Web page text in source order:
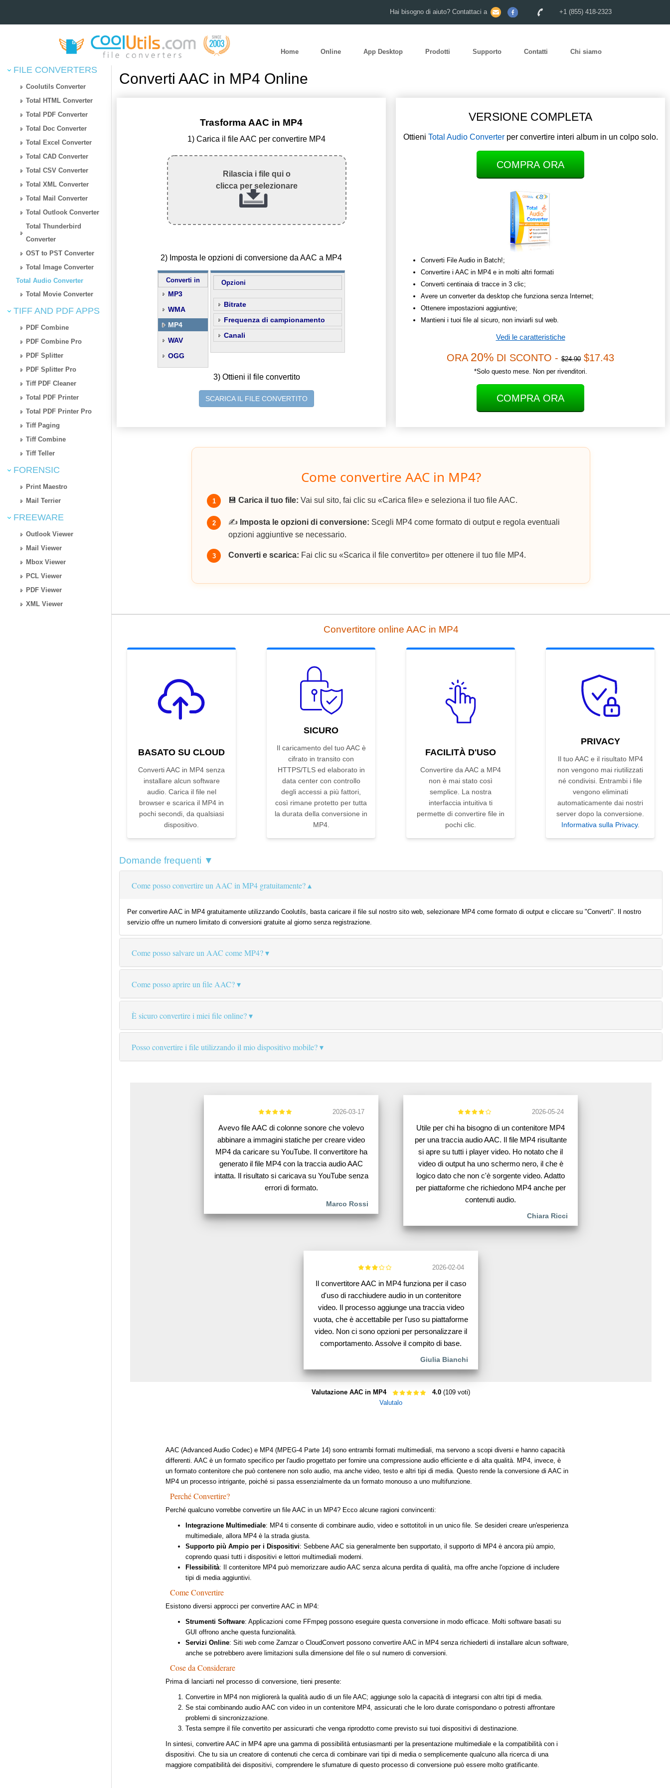
Hai bisogno di aiuto? Contattaci a +1 (855) 418-2323
Home Online App Desktop Prodotti Supporto Contatti Chi siamo
FILE CONVERTERS
Coolutils Converter
Total HTML Converter
Total PDF Converter
Total Doc Converter
Total Excel Converter
Total CAD Converter
Total CSV Converter
Total XML Converter
Total Mail Converter
Total Outlook Converter
Total Thunderbird
Converter
OST to PST Converter
Total Image Converter
Total Audio Converter
Total Movie Converter
TIFF AND PDF APPS
PDF Combine
PDF Combine Pro
PDF Splitter
PDF Splitter Pro
Tiff PDF Cleaner
Total PDF Printer
Total PDF Printer Pro
Tiff Paging
Tiff Combine
Tiff Teller
FORENSIC
Print Maestro
Mail Terrier
FREEWARE
Outlook Viewer
Mail Viewer
Mbox Viewer
PCL Viewer
PDF Viewer
XML Viewer
Converti AAC in MP4 Online
Trasforma AAC in MP4
1) Carica il file AAC per convertire MP4
Rilascia i file qui o
clicca per selezionare
2) Imposta le opzioni di conversione da AAC a MP4
Converti in
MP3
WMA
MP4
WAV
OGG
Opzioni
Bitrate
Frequenza di campionamento
Canali
3) Ottieni il file convertito
SCARICA IL FILE CONVERTITO
VERSIONE COMPLETA
Ottieni Total Audio Converterper convertire interi album in un colpo solo.
COMPRA ORA
Converti File Audio in Batch!;
Convertire i AAC in MP4 e in molti altri formati
Converti centinaia di tracce in 3 clic;
Avere un converter da desktop che funziona senza Internet;
Ottenere impostazioni aggiuntive;
Mantieni i tuoi file al sicuro, non inviarli sul web.
Vedi le caratteristiche
ORA 20% DI SCONTO - $24.90 $17.43
*Solo questo mese. Non per rivenditori.
COMPRA ORA
Come convertire AAC in MP4?
1 💾 Carica il tuo file: Vai sul sito, fai clic su «Carica file» e seleziona il tuo file AAC.
2 ✍️ Imposta le opzioni di conversione: Scegli MP4 come formato di output e regola eventuali
opzioni aggiuntive se necessario.
3 Converti e scarica: Fai clic su «Scarica il file convertito» per ottenere il tuo file MP4.
Convertitore online AAC in MP4
BASATO SU CLOUD
Converti AAC in MP4 senza
installare alcun software
audio. Carica il file nel
browser e scarica il MP4 in
pochi secondi, da qualsiasi
dispositivo.
SICURO
Il caricamento del tuo AAC è
cifrato in transito con
HTTPS/TLS ed elaborato in
data center con controllo
degli accessi a più fattori,
così rimane protetto per tutta
la durata della conversione in
MP4.
FACILITÀ D'USO
Convertire da AAC a MP4
non è mai stato così
semplice. La nostra
interfaccia intuitiva ti
permette di convertire file in
pochi clic.
PRIVACY
Il tuo AAC e il risultato MP4
non vengono mai riutilizzati
né condivisi. Entrambi i file
vengono eliminati
automaticamente dai nostri
server dopo la conversione.
Informativa sulla Privacy.
Domande frequenti ▼
Come posso convertire un AAC in MP4 gratuitamente?
Per convertire AAC in MP4 gratuitamente utilizzando Coolutils, basta caricare il file sul nostro sito web, selezionare MP4 come formato di output e cliccare su "Converti". Il nostro
servizio offre un numero limitato di conversioni gratuite al giorno senza registrazione.
Come posso salvare un AAC come MP4?
Come posso aprire un file AAC?
È sicuro convertire i miei file online?
Posso convertire i file utilizzando il mio dispositivo mobile?
2026-03-17
Avevo file AAC di colonne sonore che volevo
abbinare a immagini statiche per creare video
MP4 da caricare su YouTube. Il convertitore ha
generato il file MP4 con la traccia audio AAC
intatta. Il risultato si caricava su YouTube senza
errori di formato.
Marco Rossi
2026-05-24
Utile per chi ha bisogno di un contenitore MP4
per una traccia audio AAC. Il file MP4 risultante
si apre su tutti i player video. Ho notato che il
video di output ha uno schermo nero, il che è
logico dato che non c'è sorgente video. Adatto
per piattaforme che richiedono MP4 anche per
contenuti audio.
Chiara Ricci
2026-02-04
Il convertitore AAC in MP4 funziona per il caso
d'uso di racchiudere audio in un contenitore
video. Il processo aggiunge una traccia video
vuota, che è accettabile per l'uso su piattaforme
video. Non ci sono opzioni per personalizzare il
comportamento. Assolve il compito di base.
Giulia Bianchi
Valutazione AAC in MP4 4.0 (109 voti)
Valutalo
AAC (Advanced Audio Codec) e MP4 (MPEG-4 Parte 14) sono entrambi formati multimediali, ma servono a scopi diversi e hanno capacità
differenti. AAC è un formato specifico per l'audio progettato per fornire una compressione audio efficiente e di alta qualità. MP4, invece, è
un formato contenitore che può contenere non solo audio, ma anche video, testo e altri tipi di media. Questo rende la conversione di AAC in
MP4 un processo intrigante, poiché si passa essenzialmente da un formato monouso a uno multifunzione.
Perché Convertire?
Perché qualcuno vorrebbe convertire un file AAC in un MP4? Ecco alcune ragioni convincenti:
Integrazione Multimediale: MP4 ti consente di combinare audio, video e sottotitoli in un unico file. Se desideri creare un'esperienza
multimediale, allora MP4 è la strada giusta.
Supporto più Ampio per i Dispositivi: Sebbene AAC sia generalmente ben supportato, il supporto di MP4 è ancora più ampio,
coprendo quasi tutti i dispositivi e lettori multimediali moderni.
Flessibilità: Il contenitore MP4 può memorizzare audio AAC senza alcuna perdita di qualità, ma offre anche l'opzione di includere
tipi di media aggiuntivi.
Come Convertire
Esistono diversi approcci per convertire AAC in MP4:
Strumenti Software: Applicazioni come FFmpeg possono eseguire questa conversione in modo efficace. Molti software basati su
GUI offrono anche questa funzionalità.
Servizi Online: Siti web come Zamzar o CloudConvert possono convertire AAC in MP4 senza richiederti di installare alcun software,
anche se potrebbero avere limitazioni sulla dimensione del file o sul numero di conversioni.
Cose da Considerare
Prima di lanciarti nel processo di conversione, tieni presente:
Convertire in MP4 non migliorerà la qualità audio di un file AAC; aggiunge solo la capacità di integrarsi con altri tipi di media.
Se stai combinando audio AAC con video in un contenitore MP4, assicurati che le loro durate corrispondano o potresti affrontare
problemi di sincronizzazione.
Testa sempre il file convertito per assicurarti che venga riprodotto come previsto sui tuoi dispositivi di destinazione.
In sintesi, convertire AAC in MP4 apre una gamma di possibilità entusiasmanti per la presentazione multimediale e la compatibilità con i
dispositivi. Che tu sia un creatore di contenuti che cerca di combinare vari tipi di media o semplicemente qualcuno alla ricerca di una
maggiore compatibilità dei dispositivi, comprendere le sfumature di questo processo di conversione può essere molto gratificante.